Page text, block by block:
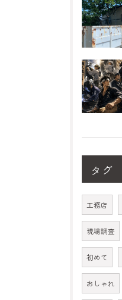
タグ
工務店
現場調査
初めて
おしゃれ